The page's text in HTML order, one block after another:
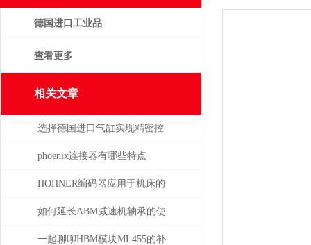
德国进口工业品
查看更多
相关文章
选择德国进口气缸实现精密控
制和动力传输
phoenix连接器有哪些特点
HOHNER编码器应用于机床的
位移测量和主轴控制
如何延长ABM减速机轴承的使
用寿命
一起聊聊HBM模块ML455的补